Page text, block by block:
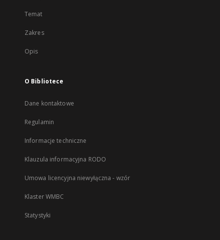
Temat
Zakres
Opis
O Bibliotece
Dane kontaktowe
Regulamin
Informacje techniczne
Klauzula informacyjna RODO
Umowa licencyjna niewyłączna - wzór
Klaster WMBC
Statystyki